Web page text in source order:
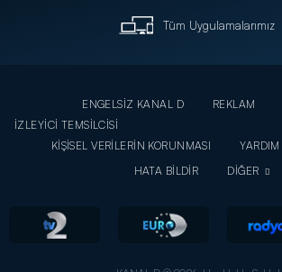
Tüm Uygulamalarımız
ENGELSİZ KANAL D REKLAM
İZLEYİCİ TEMSİLCİSİ
KİŞİSEL VERİLERİN KORUNMASI
YARDIM
HATA BİLDİR
DİĞER